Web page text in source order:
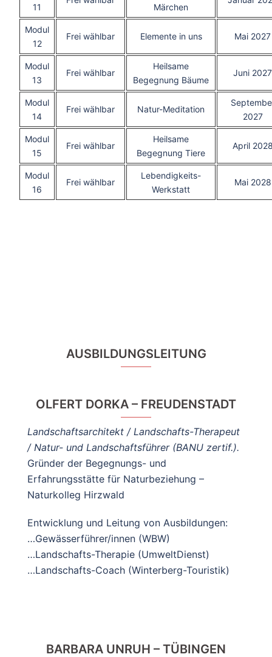
11 Märchen
Modul
12
Frei wählbar Elemente in uns Mai 2027
Modul
13
Frei wählbar
Heilsame
Begegnung Bäume
Juni 2027
Modul
14
Frei wählbar Natur-Meditation
2027
Modul
15
Frei wählbar
Heilsame
Begegnung Tiere
April
Modul
16
Frei wählbar
Lebendigkeits-
Werkstatt
Mai 2028
AUSBILDUNGSLEITUNG
OLFERT DORKA – FREUDENSTADT
Landschaftsarchitekt / Landschafts-Therapeut
/ Natur- und Landschaftsführer (BANU zertif.).
Gründer der Begegnungs- und
Erfahrungsstätte für Naturbeziehung –
Naturkolleg Hirzwald
Entwicklung und Leitung von Ausbildungen:
…Gewässerführer/innen (WBW)
…Landschafts-Therapie (UmweltDienst)
…Landschafts-Coach (Winterberg-Touristik)
BARBARA UNRUH – TÜBINGEN